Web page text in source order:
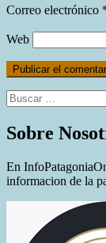
Correo electrónico
Web
Buscar:
Sobre
En
informacion de la